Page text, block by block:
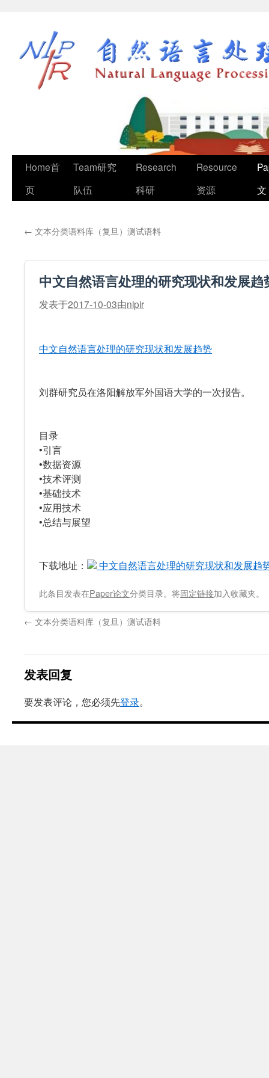
Home首
页
Team研究
队伍
Research
科研
Resource
资源
文
← 文本分类语料库（复旦）测试语料
中文自然语言处理的研究现状和发展趋
发表于2017-10-03由nlpir
中文自然语言处理的研究现状和发展趋势
刘群研究员在洛阳解放军外国语大学的一次报告。
目录
•引言
•数据资源
•技术评测
•基础技术
•应用技术
•总结与展望
下载地址： 中文自然语言处理的研究现状和发展趋
此条目发表在Paper论文分类目录。将固定链接加入收藏夹。
← 文本分类语料库（复旦）测试语料
发表回复
要发表评论，您必须先登录。